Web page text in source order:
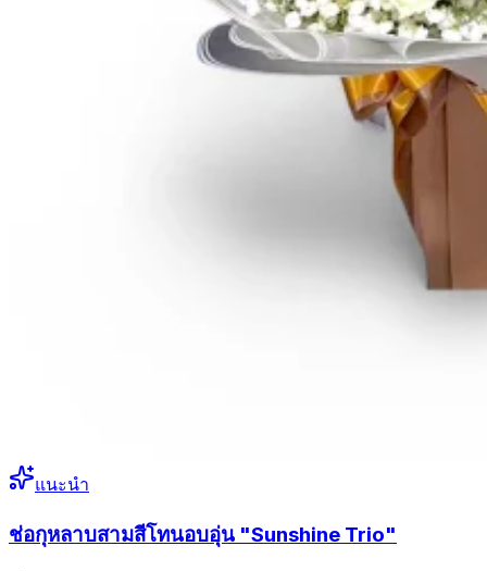
แนะนำ
ช่อกุหลาบสามสีโทนอบอุ่น "Sunshine Trio"